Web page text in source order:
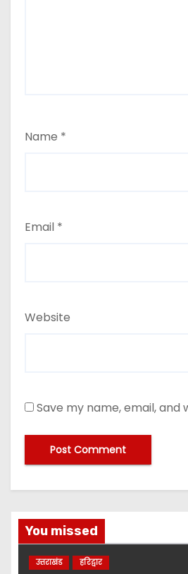
Name *
Email *
Website
Save my name, email,
You missed
उत्तराखंड हरिद्वार